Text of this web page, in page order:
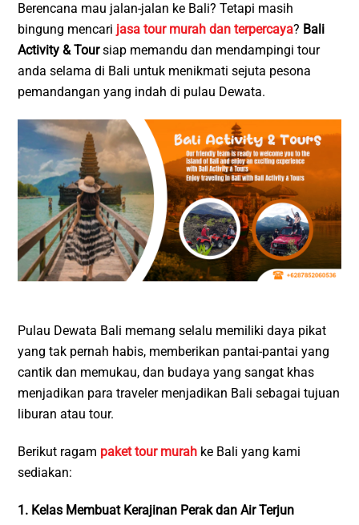
Berencana mau jalan-jalan ke Bali? Tetapi masih
bingung mencari jasa tour murah dan terpercaya? Bali
Activity & Toursiap memandu dan mendampingi tour
anda selama di Bali untuk menikmati sejuta pesona
pemandangan yang indah di pulau Dewata.
Pulau Dewata Bali memang selalu memiliki daya pikat
yang tak pernah habis, memberikan pantai-pantai yang
cantik dan memukau, dan budaya yang sangat khas
menjadikan para traveler menjadikan Bali sebagai tujuan
liburan atau tour.
Berikut ragam paket tour murah ke Bali yang kami
sediakan:
1. Kelas Membuat Kerajinan Perak dan Air Terjun